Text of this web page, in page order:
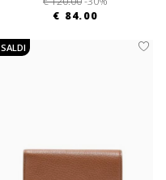
€ 84.00
SALDI